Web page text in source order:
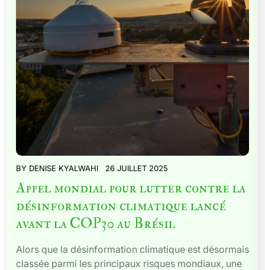
BY DENISE KYALWAHI 26 JUILLET 2025
Appel mondial pour lutter contre la
désinformation climatique lancé
avant la COP30 au Brésil
Alors que la désinformation climatique est désormais
classée parmi les principaux risques mondiaux, une